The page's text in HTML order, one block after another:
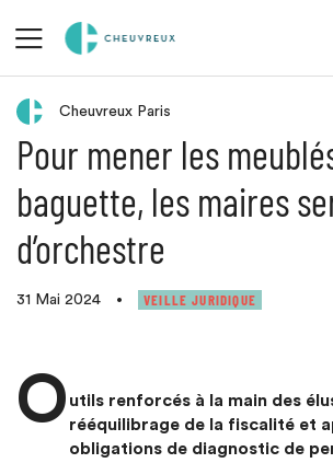
Retour aux actualités
Cheuvreux Paris
Pour mener les
baguette, les maires
d’orchestre
31 Mai 2024 • VEILLE JURIDIQUE
O utils renforcés à la main des
rééquilibrage de la fiscalité et
obligations de diagnostic de